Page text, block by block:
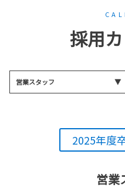
採用
営業スタッフ
2025年度
営業